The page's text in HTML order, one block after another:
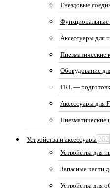
Гнездовые
Функциональные
Аксессуары для
Пневматические
Оборудование
FRL —
Аксессуары для
Пневматические
Устройства и аксессуары262
Устройства для
Запасные части
Устройства для